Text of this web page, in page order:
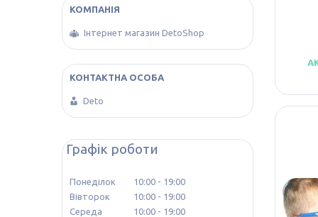
Інтернет магазин DetoShop
Deto
Графік роботи
Понеділок 10:00
19:00
Вівторок
10:00
19:00
Середа
10:00
19:00